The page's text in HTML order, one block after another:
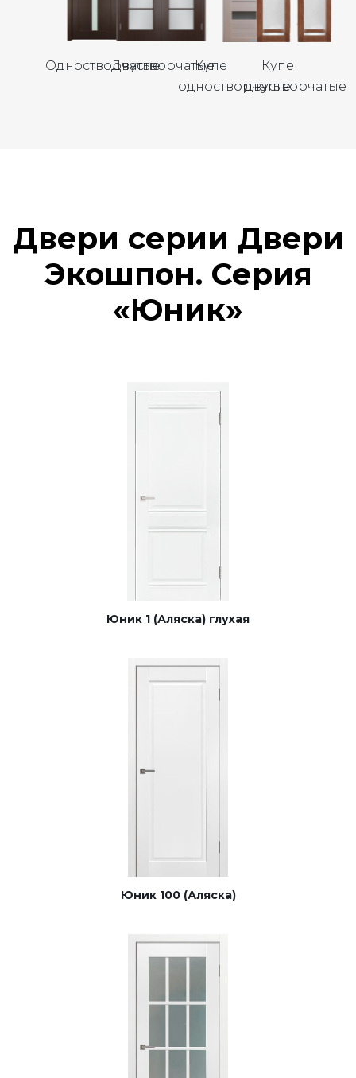
ОдностворчатыеДвустворчатые
Купе
одностворчатые
Купе
двустворчатые
Двери серии Двери
Экошпон. Серия
«Юник»
Юник 1 (Аляска) глухая
Юник 100 (Аляска)